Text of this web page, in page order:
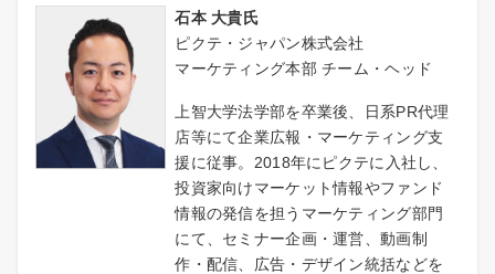
石本 大貴氏
ピクテ・ジャパン株式会社
マーケティング本部 チーム・ヘッド
上智大学法学部を卒業後、日系PR代理
店等にて企業広報・マーケティング支
援に従事。2018年にピクテに入社し、
投資家向けマーケット情報やファンド
情報の発信を担うマーケティング部門
にて、セミナー企画・運営、動画制
作・配信、広告・デザイン統括などを